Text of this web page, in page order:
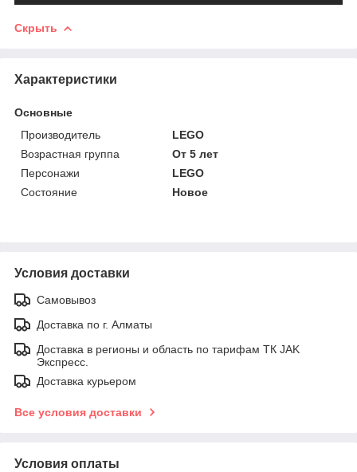
Скрыть
Характеристики
Основные
Производитель
LEGO
Возрастная группа
От 5 лет
Персонажи
LEGO
Состояние
Новое
Условия доставки
Самовывоз
Доставка по г. Алматы
Доставка в регионы и область по тарифам ТК JAK
Экспресс.
Доставка курьером
Все условия доставки
Условия оплаты